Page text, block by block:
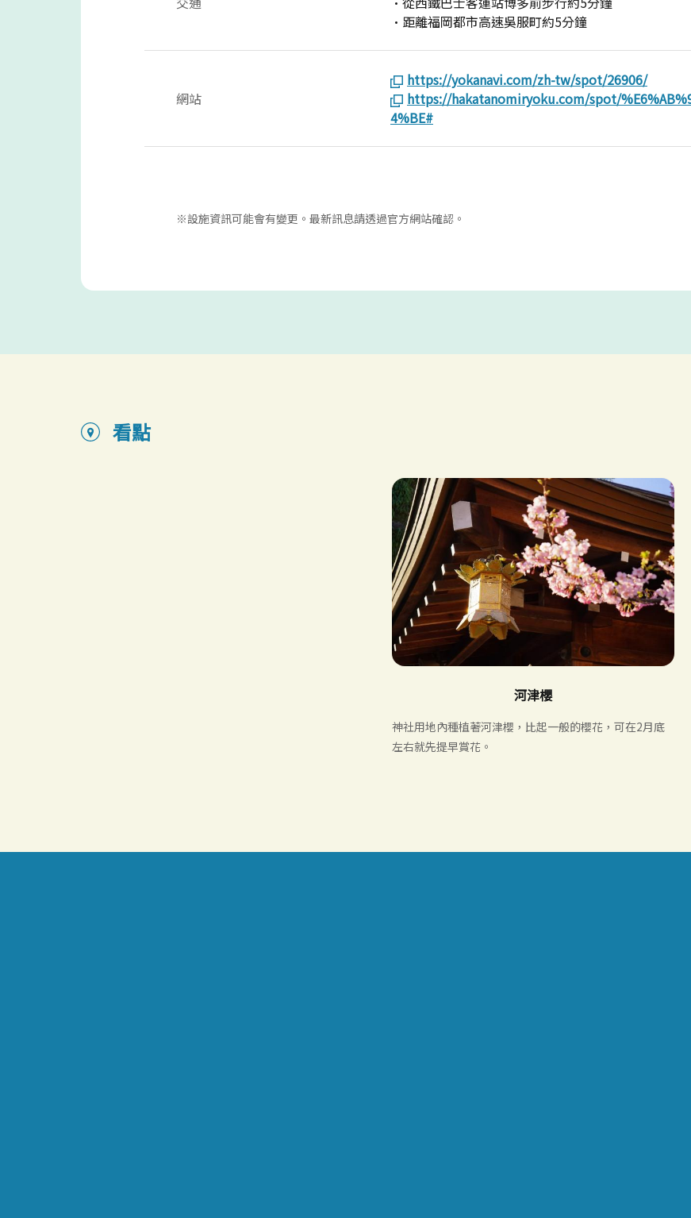
·距離福岡都市高速吳服町約5分鐘
網站
https://yokanavi.com/zh-tw/spot/26906/
https://hakatanomiryoku.com/spot/
4%BE#
※設施資訊可能會有變更。最新訊息請透過官方網站確認。
看點
河津櫻
神社用地內種植著河津櫻，比起一般的櫻花，可在2月底
左右就先提早賞花。